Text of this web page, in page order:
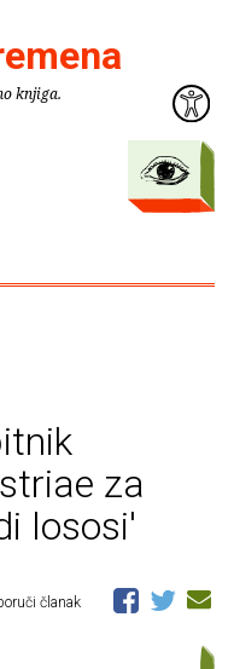
knjiga.
za
lososi'
članak